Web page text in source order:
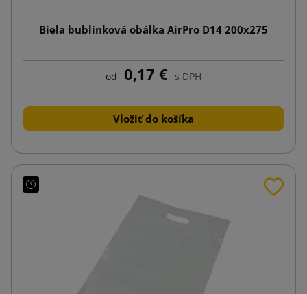
Biela bublinková obálka AirPro D14 200x275
od 0,17 € s DPH
Vložiť do košíka